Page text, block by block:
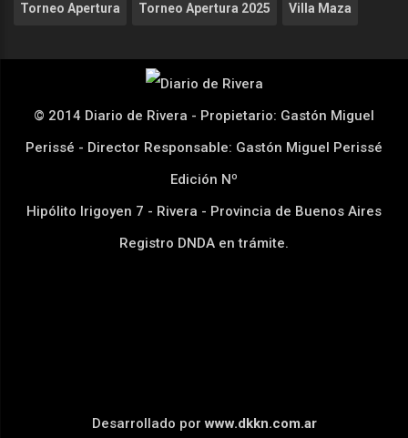
Torneo Apertura Torneo Apertura 2025 Villa Maza
© 2014 Diario de Rivera - Propietario: Gastón Miguel
Perissé - Director Responsable: Gastón Miguel Perissé
Edición Nº
Hipólito Irigoyen 7 - Rivera - Provincia de Buenos Aires
Registro DNDA en trámite.